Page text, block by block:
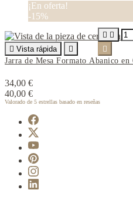
¡En oferta!
-15%
 Vista rápida

Jarra de Mesa Formato Abanico
34,00 €
40,00 €
Valorado de 5 estrellas basado en reseñas
 
